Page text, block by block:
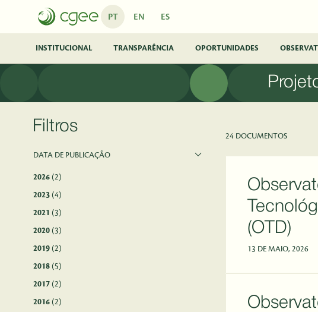
Pular para o Conteúdo principal
PT EN ES
INSTITUCIONAL TRANSPARÊNCIA OPORTUNIDADES
Filtros
DATA DE PUBLICAÇÃO
2026 (2)
2023 (4)
2021 (3)
2020 (3)
2019 (2)
2018 (5)
2017 (2)
2016 (2)
24 DOCUMENTOS
(OTD)
13 DE MAIO, 2026